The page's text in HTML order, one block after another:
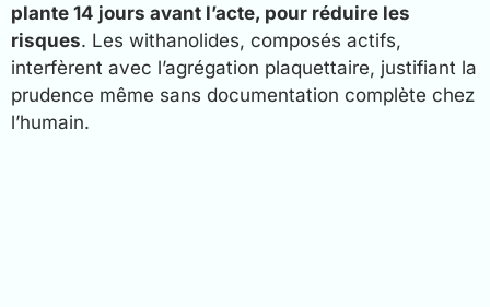
plante 14 jours avant l’acte, pour réduire les
risques. Les withanolides, composés actifs,
interfèrent avec l’agrégation plaquettaire, justifiant la
prudence même sans documentation complète chez
l’humain.